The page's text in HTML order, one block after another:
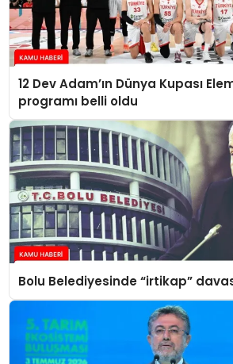
12 Dev Adam’ın Dünya Kupası
programı belli oldu
Bolu Belediyesinde “irtikap”